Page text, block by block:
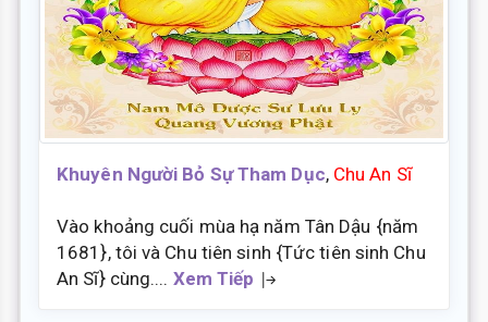
Khuyên Người Bỏ Sự Tham Dục, Chu An Sĩ
Vào khoảng cuối mùa hạ năm Tân Dậu {năm
1681}, tôi và Chu tiên sinh {Tức tiên sinh Chu
An Sĩ} cùng.... Xem Tiếp